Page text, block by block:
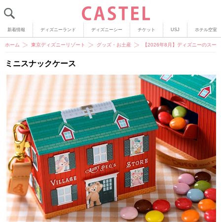
新着情報 ディズニーランド ディズニーシー チケット USJ ホテル空室
ホーム 東京ディズニーリゾート グッズ・お土産 【2026年8月】ディズニーのスー
ミニスナックケース